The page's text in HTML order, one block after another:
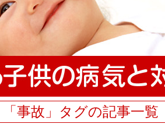
「事故」タグの記事一覧